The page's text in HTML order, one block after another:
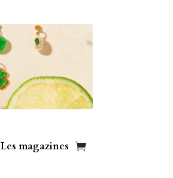
Les magazines